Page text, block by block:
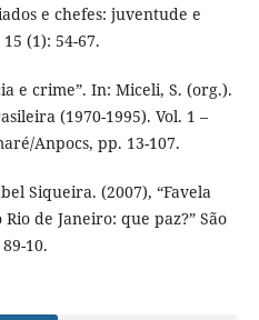
e chefes: juventude e
(1): 54-67.
e crime”. In: Miceli, S. (org.).
(1970-1995). Vol. 1 –
Anpocs, pp. 13-107.
Siqueira. (2007), “Favela
de Janeiro: que paz?” São
10.